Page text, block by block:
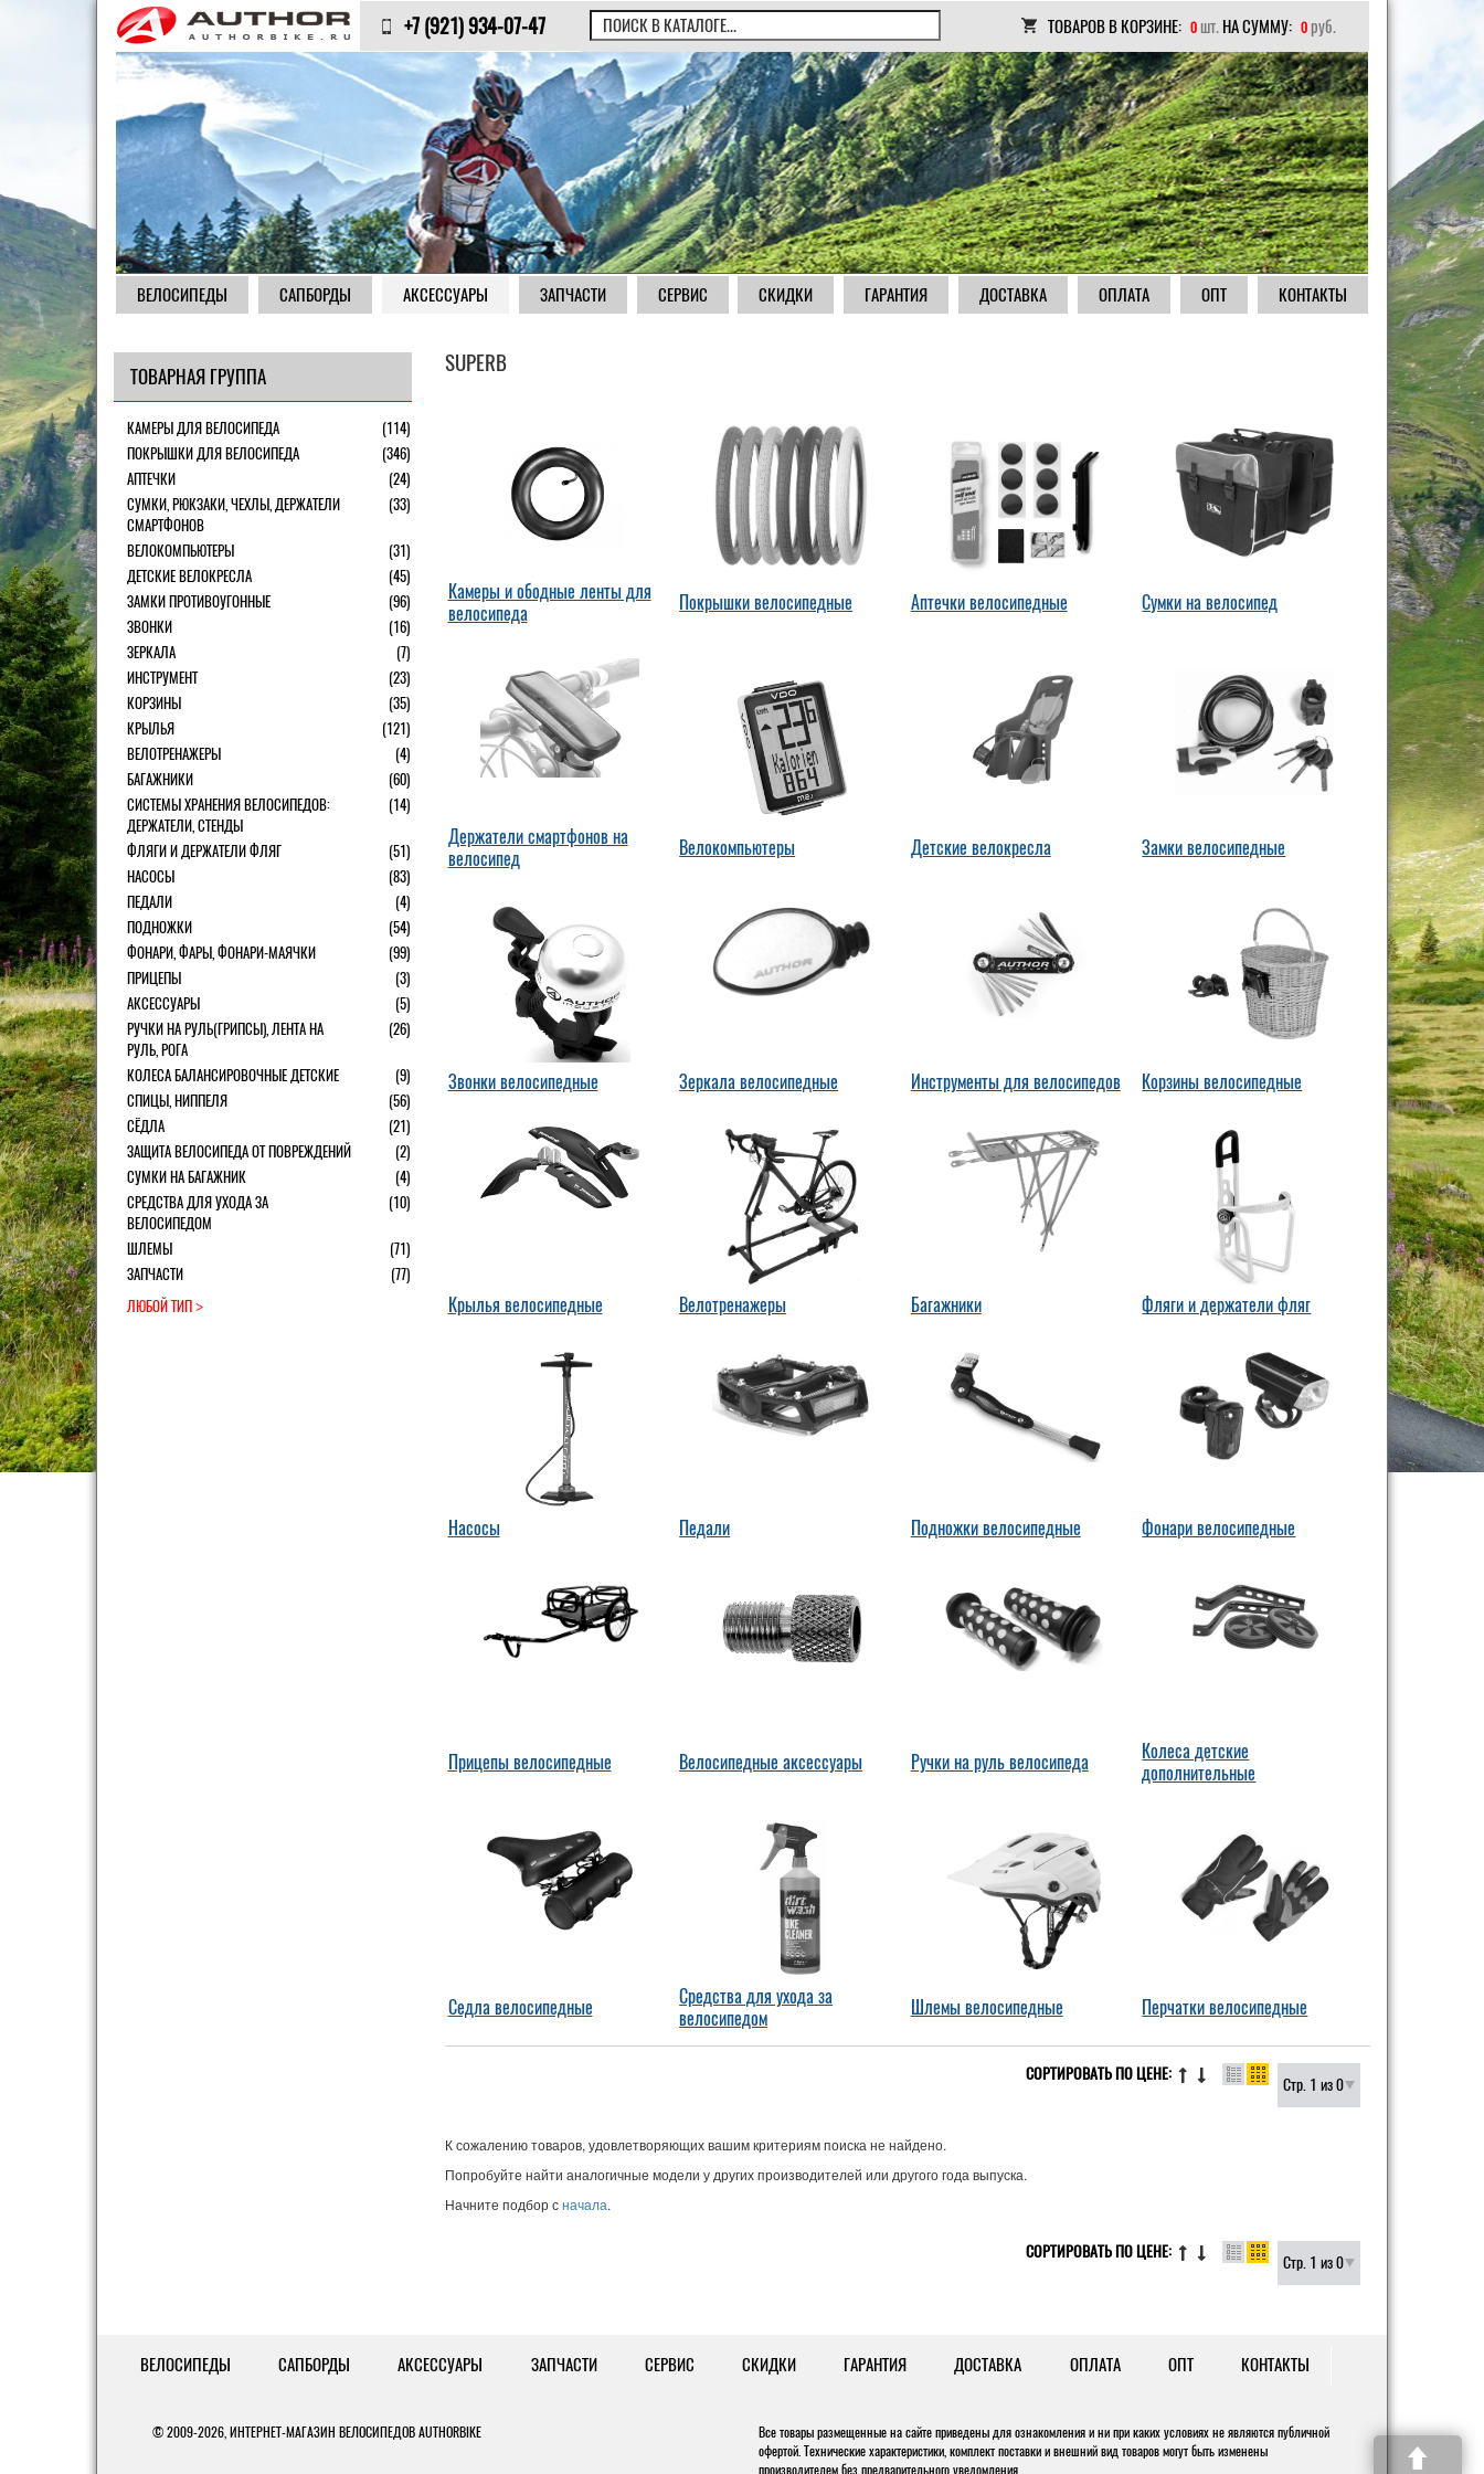
+7 (921) 934-07-47 ТОВАРОВ В КОРЗИНЕ: 0 шт. НА СУММУ: 0 руб.
ВЕЛОСИПЕДЫ САПБОРДЫ АКСЕССУАРЫ ЗАПЧАСТИ СЕРВИС СКИДКИ ГАРАНТИЯ ДОСТАВКА ОПЛАТА ОПТ КОНТАКТЫ
ТОВАРНАЯ ГРУППА
КАМЕРЫ ДЛЯ ВЕЛОСИПЕДА
(114)
ПОКРЫШКИ ДЛЯ ВЕЛОСИПЕДА
(346)
АПТЕЧКИ
(24)
СУМКИ, РЮКЗАКИ, ЧЕХЛЫ, ДЕРЖАТЕЛИ
СМАРТФОНОВ
(33)
ВЕЛОКОМПЬЮТЕРЫ
(31)
ДЕТСКИЕ ВЕЛОКРЕСЛА
(45)
ЗАМКИ ПРОТИВОУГОННЫЕ
(96)
ЗВОНКИ
(16)
ЗЕРКАЛА
(7)
ИНСТРУМЕНТ
(23)
КОРЗИНЫ
(35)
КРЫЛЬЯ
(121)
ВЕЛОТРЕНАЖЕРЫ
(4)
БАГАЖНИКИ
(60)
СИСТЕМЫ ХРАНЕНИЯ ВЕЛОСИПЕДОВ:
ДЕРЖАТЕЛИ, СТЕНДЫ
(14)
ФЛЯГИ И ДЕРЖАТЕЛИ ФЛЯГ
(51)
НАСОСЫ
(83)
ПЕДАЛИ
(4)
ПОДНОЖКИ
(54)
ФОНАРИ, ФАРЫ, ФОНАРИ-МАЯЧКИ
(99)
ПРИЦЕПЫ
(3)
АКСЕССУАРЫ
(5)
РУЧКИ НА РУЛЬ(ГРИПСЫ), ЛЕНТА НА
РУЛЬ, РОГА
(26)
КОЛЕСА БАЛАНСИРОВОЧНЫЕ ДЕТСКИЕ
(9)
СПИЦЫ, НИППЕЛЯ
(56)
СЁДЛА
(21)
ЗАЩИТА ВЕЛОСИПЕДА ОТ ПОВРЕЖДЕНИЙ
(2)
СУМКИ НА БАГАЖНИК
(4)
СРЕДСТВА ДЛЯ УХОДА ЗА
ВЕЛОСИПЕДОМ
(10)
ШЛЕМЫ
(71)
ЗАПЧАСТИ
(77)
ЛЮБОЙ ТИП
SUPERB
Камеры и ободные ленты для
велосипеда
Покрышки велосипедные Аптечки велосипедные Сумки на велосипед
Держатели смартфонов на
велосипед
Велокомпьютеры Детские велокресла Замки велосипедные
Звонки велосипедные Зеркала велосипедные Инструменты для велосипедов Корзины велосипедные
Крылья велосипедные Велотренажеры Багажники Фляги и держатели фляг
Насосы Педали Подножки велосипедные Фонари велосипедные
Прицепы велосипедные Велосипедные аксессуары Ручки на руль велосипеда
Колеса детские
дополнительные
Седла велосипедные
Средства для ухода за
велосипедом
Шлемы велосипедные Перчатки велосипедные
Стр. 1 из 0
СОРТИРОВАТЬ ПО ЦЕНЕ:
К сожалению товаров, удовлетворяющих вашим критериям поиска не найдено.
Попробуйте найти аналогичные модели у других производителей или другого года выпуска.
Начните подбор сначала.
Стр. 1 из 0
СОРТИРОВАТЬ ПО ЦЕНЕ:
ВЕЛОСИПЕДЫ САПБОРДЫ АКСЕССУАРЫ ЗАПЧАСТИ СЕРВИС СКИДКИ ГАРАНТИЯ ДОСТАВКА ОПЛАТА ОПТ КОНТАКТЫ
© 2009-2026, ИНТЕРНЕТ-МАГАЗИН ВЕЛОСИПЕДОВ AUTHORBIKE
Все товары размещенные на сайте приведены для ознакомления и ни при каких условиях не являются публичной
офертой. Технические характеристики, комплект поставки и внешний вид товаров могут быть изменены
производителем без предварительного уведомления.